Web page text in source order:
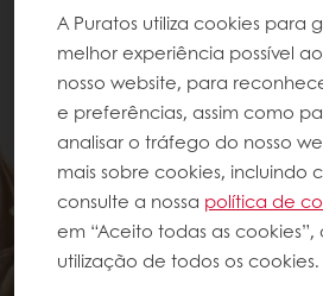
A Puratos utiliza cookies para
melhor experiência possível
nosso website, para
e preferências, assim como
analisar o tráfego do nosso
mais sobre cookies, incluindo
consulte a nossa política de
em “Aceito todas as
utilização de todos os cookies.